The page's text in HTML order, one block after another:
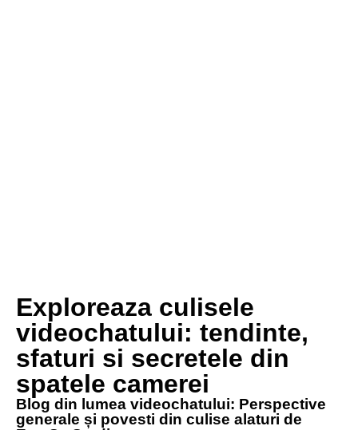
Exploreaza culisele
videochatului: tendinte,
sfaturi si secretele din
spatele camerei
Blog din lumea videochatului: Perspective
generale și povesti din culise alaturi de